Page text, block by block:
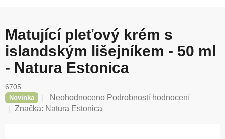
Matující pleťový krém s
islandským lišejníkem - 50 ml
- Natura Estonica
6705
Novinka
Průměrné
hodnocení
Neohodnoceno Podrobnosti hodnocení
Značka: Natura Estonica